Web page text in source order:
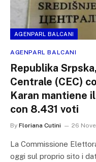
AGENPARL BALCANI
AGENPARL BALCANI
Republika
Centrale (CEC)
Karan mantiene
con 8.431 voti
By Floriana Cutini 26
La Commissione
oggi sul proprio sito i